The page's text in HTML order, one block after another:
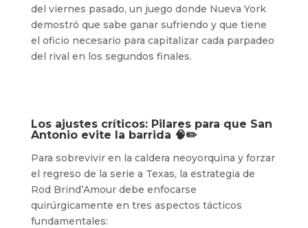
del viernes pasado, un juego donde Nueva York
demostró que sabe ganar sufriendo y que tiene
el oficio necesario para capitalizar cada parpadeo
del rival en los segundos finales.
Los ajustes críticos: Pilares para que San
Antonio evite la barrida 🧠✏️
Para sobrevivir en la caldera neoyorquina y forzar
el regreso de la serie a Texas, la estrategia de
Rod Brind’Amour debe enfocarse
quirúrgicamente en tres aspectos tácticos
fundamentales: